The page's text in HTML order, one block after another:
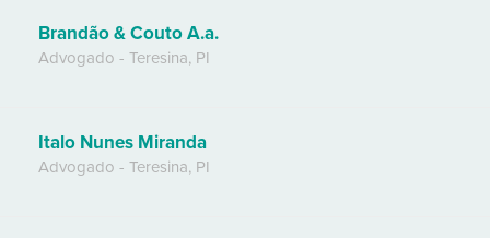
Brandão & Couto A.a.
Advogado - Teresina, PI
Italo Nunes Miranda
Advogado - Teresina, PI